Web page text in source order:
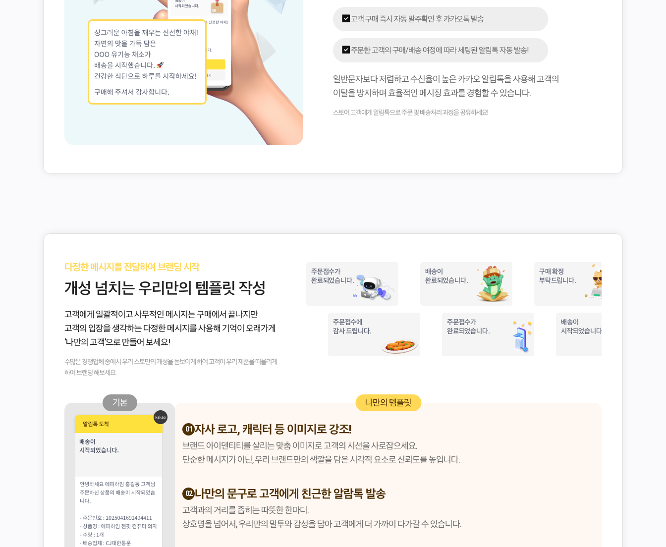
고객 구매 즉시 자동 발주확인 후 카카오톡 발송
주문한 고객의 구매/배송 여정에 따라 세팅된 알림톡 자동 발송!
일반문자보다 저렴하고 수신율이 높은 카카오 알림톡을 사용해 고객의
이탈을 방지하며 효율적인 메시징 효과를 경험할 수 있습니다.
스토어 고객에게 알림톡으로 주문 및 배송처리 과정을 공유하세요!
다정한 메시지를 전달하여 브랜딩 시작
개성 넘치는 우리만의 템플릿 작성
고객에게 일괄적이고 사무적인 메시지는 구매에서 끝나지만
고객의 입장을 생각하는 다정한 메시지를 사용해 기억이 오래가게
‘나만의 고객’으로 만들어 보세요!
수많은 경쟁업체 중에서 우리 스토만의 개성을 돋보이게 하여 고객이 우리 제품을 떠올리게
하여 브랜딩 해보세요.
주문접수가
완료되었습니다.
배송이
완료되었습니다.
구매 확정
부탁드립니다.
주문접수에
감사 드립니다.
주문접수가
완료되었습니다.
배송이
시작되었습니다.
기본 나만의 템플릿
01 자사 로고, 캐릭터 등 이미지로 강조!
브랜드 아이덴티티를 살리는 맞춤 이미지로 고객의 시선을 사로잡으세요.
단순한 메시지가 아닌, 우리 브랜드만의 색깔을 담은 시각적 요소로 신뢰도를 높입니다.
02 나만의 문구로 고객에게 친근한 알람톡 발송
고객과의 거리를 좁히는 따뜻한 한마디.
상호명을 넘어서, 우리만의 말투와 감성을 담아 고객에게 더 가까이 다가갈 수 있습니다.